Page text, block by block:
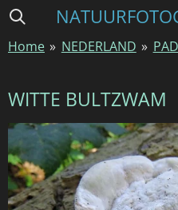
Ga
naar
hoofdinhoud
Home » NEDERLAND »
WITTE BULTZWAM